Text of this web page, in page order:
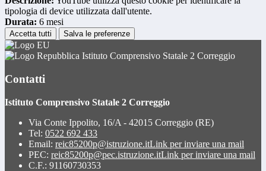
tipologia di device utilizzata dall'utente.
Durata: 6 mesi
Accetta tutti Salva le preferenze
Istituto Comprensivo Statale 2 Correggio
Contatti
Istituto Comprensivo Statale 2 Correggio
Via Conte Ippolito, 16/A - 42015 Correggio (RE)
Tel: 0522 692 433
Email: reic85200p@istruzione.itLink per inviare una mail
PEC: reic85200p@pec.istruzione.itLink per inviare una mail
C.F.: 91160730353